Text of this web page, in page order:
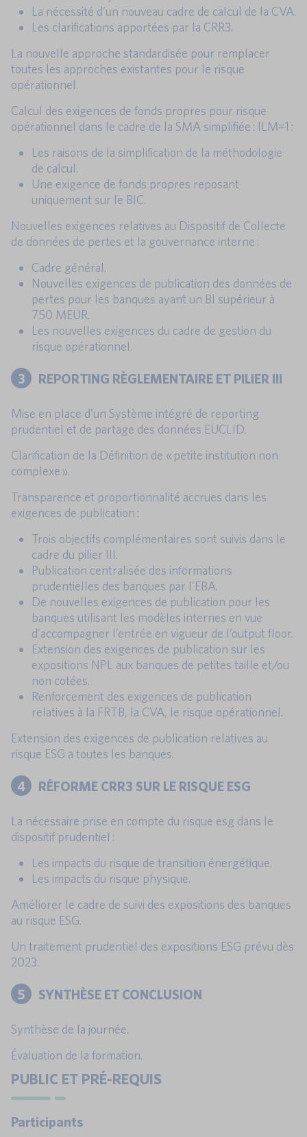
La nécessité d’un nouveau cadre de calcul de la CVA.
Les clarifications apportées par la CRR3.
La nouvelle approche standardisée pour remplacer
toutes les approches existantes pour le risque
opérationnel.
Calcul des exigences de fonds propres pour risque
opérationnel dans le cadre de la SMA simplifiée : ILM=1 :
Les raisons de la simplification de la méthodologie
de calcul.
Une exigence de fonds propres reposant
uniquement sur le BIC.
Nouvelles exigences relatives au Dispositif de Collecte
de données de pertes et la gouvernance interne :
Cadre général.
Nouvelles exigences de publication des données de
pertes pour les banques ayant un BI supérieur à
750 MEUR.
Les nouvelles exigences du cadre de gestion du
risque opérationnel.
3 REPORTING RÈGLEMENTAIRE ET PILIER III
Mise en place d’un Système intégré de reporting
prudentiel et de partage des données EUCLID.
Clarification de la Définition de « petite institution non
complexe ».
Transparence et proportionnalité accrues dans les
exigences de publication :
Trois objectifs complémentaires sont suivis dans le
cadre du pilier III.
Publication centralisée des informations
prudentielles des banques par l’EBA.
De nouvelles exigences de publication pour les
banques utilisant les modèles internes en vue
d’accompagner l’entrée en vigueur de l’output floor.
Extension des exigences de publication sur les
expositions NPL aux banques de petites taille et/ou
non cotées.
Renforcement des exigences de publication
relatives à la FRTB, la CVA, le risque opérationnel.
Extension des exigences de publication relatives au
risque ESG a toutes les banques.
4 RÉFORME CRR3 SUR LE RISQUE ESG
La nécessaire prise en compte du risque esg dans le
dispositif prudentiel :
Les impacts du risque de transition énergétique.
Les impacts du risque physique.
Améliorer le cadre de suivi des expositions des banques
au risque ESG.
Un traitement prudentiel des expositions ESG prévu dès
2023.
5 SYNTHÈSE ET CONCLUSION
Synthèse de la journée.
Évaluation de la formation.
PUBLIC ET PRÉ-REQUIS
Participants